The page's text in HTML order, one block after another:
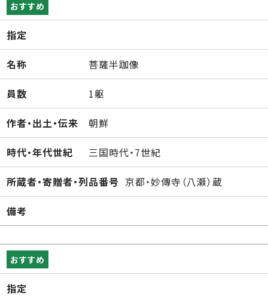
おすすめ
指定
名称 菩薩半跏像
員数 1躯
作者・出土・伝来 朝鮮
時代・年代世紀 三国時代・7世紀
所蔵者・寄贈者・列品番号 京都・妙傳寺（八瀬）蔵
備考
おすすめ
指定